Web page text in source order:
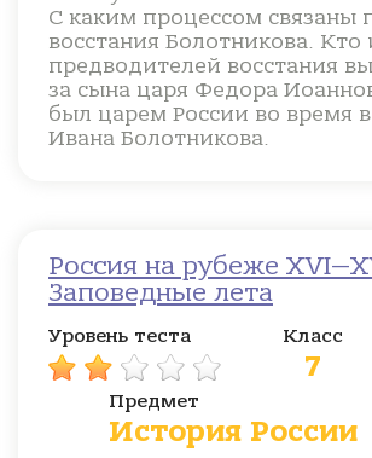
С каким процессом связаны
восстания Болотникова. Кто
предводителей восстания
за сына царя Федора
был царем России во время
Ивана Болотникова.
Россия на рубеже
Заповедные лета
Уровень теста Класс
7
Предмет
История России